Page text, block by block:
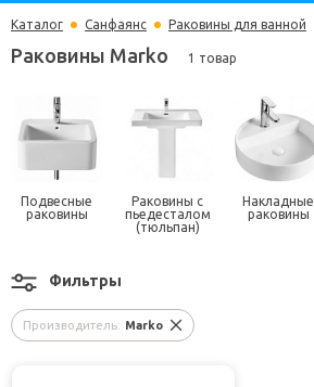
Каталог Санфаянс Раковины для ванной
Раковины Marko 1 товар
Подвесные
раковины
Раковины с
пьедесталом
(тюльпан)
Накладные
раковины
Производитель: Marko
Фильтры